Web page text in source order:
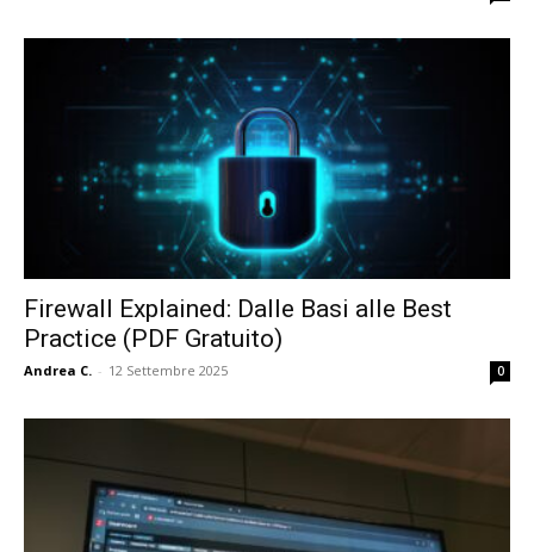
Firewall Explained: Dalle Basi alle Best
Practice (PDF Gratuito)
Andrea C. - 12 Settembre 2025 0